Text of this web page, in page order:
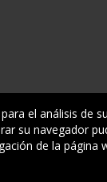
el análisis de
su navegador
de la página